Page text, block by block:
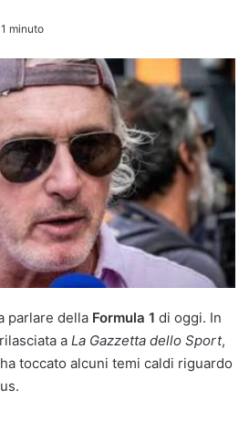
minuto
parlare della Formula 1 di oggi. In
a La Gazzetta dello Sport,
ha toccato alcuni temi caldi riguardo